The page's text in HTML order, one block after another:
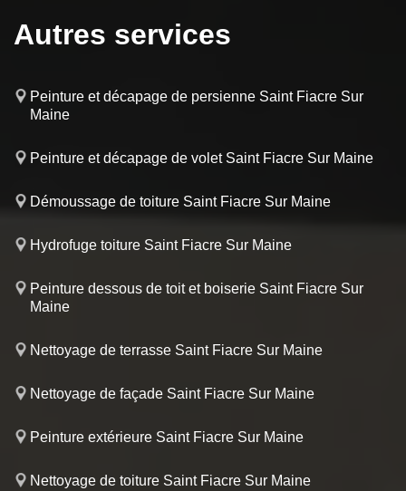
Autres services
Peinture et décapage de persienne Saint Fiacre Sur
Maine
Peinture et décapage de volet Saint Fiacre Sur Maine
Démoussage de toiture Saint Fiacre Sur Maine
Hydrofuge toiture Saint Fiacre Sur Maine
Peinture dessous de toit et boiserie Saint Fiacre Sur
Maine
Nettoyage de terrasse Saint Fiacre Sur Maine
Nettoyage de façade Saint Fiacre Sur Maine
Peinture extérieure Saint Fiacre Sur Maine
Nettoyage de toiture Saint Fiacre Sur Maine